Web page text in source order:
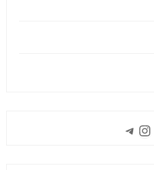
Instagram
Telegram